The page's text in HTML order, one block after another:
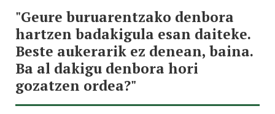
"Geure buruarentzako denbora
hartzen badakigula esan daiteke.
Beste aukerarik ez denean, baina.
Ba al dakigu denbora hori
gozatzen ordea?"